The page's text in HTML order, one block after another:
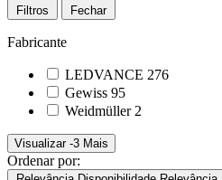
Filtros Fechar
Fabricante
LEDVANCE 276
Gewiss 95
Weidmüller2
Visualizar -3 Mais
Ordenar por: